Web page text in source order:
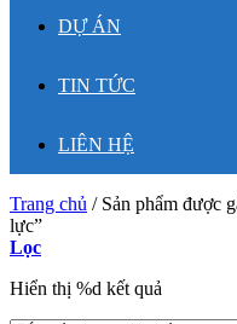
DỰ ÁN
TIN TỨC
LIÊN HỆ
Trang chủ /Sản phẩm được
lực”
Lọc
Hiển thị %d kết quả